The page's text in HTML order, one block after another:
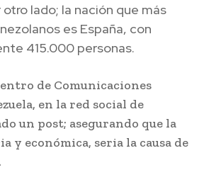
otro lado; la nación que más
es España, con
415.000 personas.
de Comunicaciones
en la red social de
un post; asegurando que la
y económica, seria la causa de